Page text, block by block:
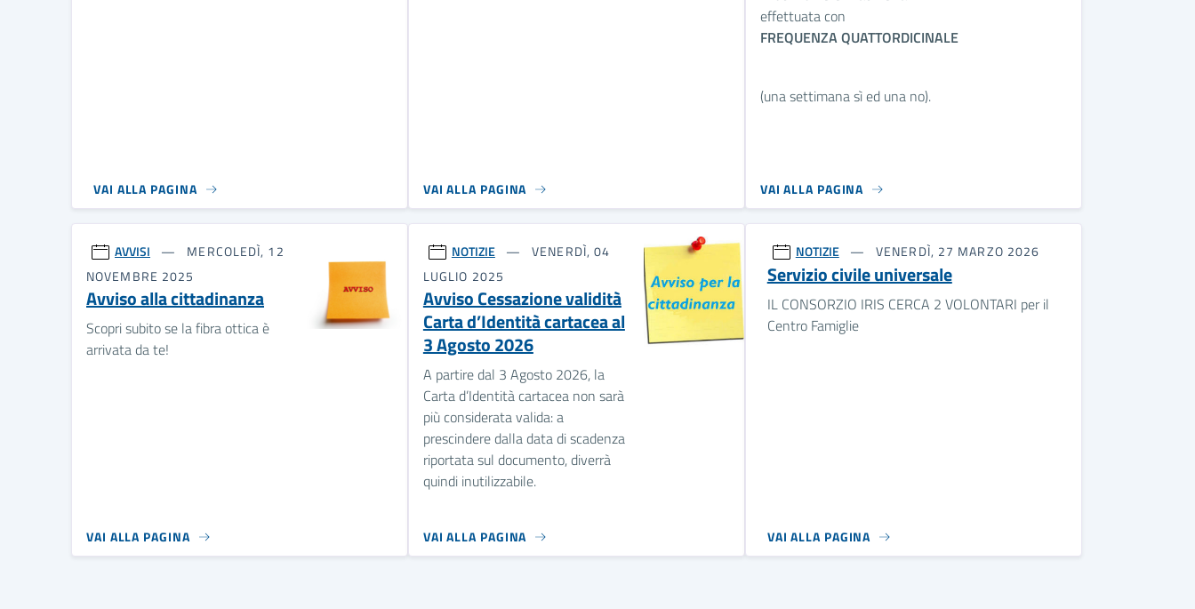
VAI ALLA PAGINA VAI ALLA PAGINA
effettuata con
FREQUENZA QUATTORDICINALE
(una settimana sì ed una no).
VAI ALLA PAGINA
AVVISI
MERCOLEDÌ, 12
NOVEMBRE 2025
Avviso alla cittadinanza
Scopri subito se la fibra ottica è
arrivata da te!
VAI ALLA PAGINA
NOTIZIE
VENERDÌ, 04
LUGLIO 2025
Avviso Cessazione validità
Carta d’Identità cartacea al
3 Agosto 2026
A partire dal 3 Agosto 2026, la
Carta d’Identità cartacea non sarà
più considerata valida: a
prescindere dalla data di scadenza
riportata sul documento, diverrà
quindi inutilizzabile.
VAI ALLA PAGINA
NOTIZIE VENERDÌ, 27 MARZO 2026
Servizio civile universale
IL CONSORZIO IRIS CERCA 2 VOLONTARI per il
Centro Famiglie
VAI ALLA PAGINA